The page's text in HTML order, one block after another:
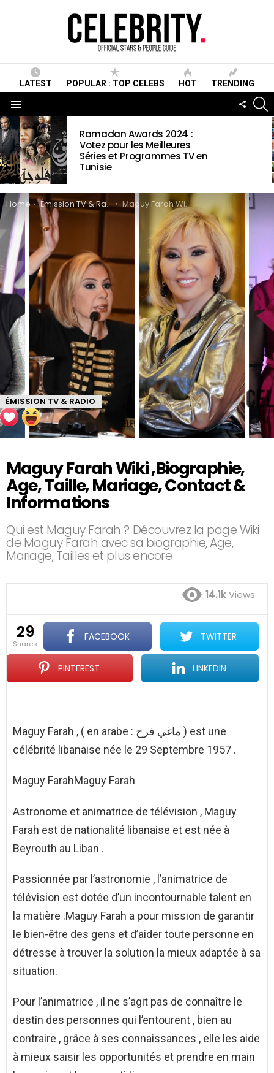
LATEST POPULAR : TOP CELEBS HOT TRENDING
LATEST
STORIES
Ramadan Awards 2024 :
Votez pour les Meilleures
Séries et Programmes TV en
Tunisie
You are here:
Home Émission TV & Radio Maguy Farah Wiki ,Biographie, Age, Taille, Mariage, Contact & Informations
ÉMISSION TV & RADIO
Maguy Farah Wiki ,Biographie,
Age, Taille, Mariage, Contact &
Informations
Qui est Maguy Farah ? Découvrez la page Wiki
de Maguy Farah avec sa biographie, Age,
Mariage, Tailles et plus encore
14.1kViews
29
shares
FACEBOOK TWITTER
PINTEREST LINKEDIN
Maguy Farah , ( en arabe : ماغي فرح ) est une
célébrité libanaise née le 29 Septembre 1957 .
Maguy FarahMaguy Farah
Astronome et animatrice de télévision , Maguy
Farah est de nationalité libanaise et est née à
Beyrouth au Liban .
Passionnée par l’astronomie , l’animatrice de
télévision est dotée d’un incontournable talent en
la matière .Maguy Farah a pour mission de garantir
le bien-être des gens et d’aider toute personne en
détresse à trouver la solution la mieux adaptée à sa
situation.
Pour l’animatrice , il ne s’agit pas de connaître le
destin des personnes qui l’entourent , bien au
contraire , grâce à ses connaissances , elle les aide
à mieux saisir les opportunités et prendre en main